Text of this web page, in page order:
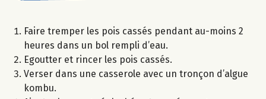
Faire tremper les pois cassés pendant au-moins 2
heures dans un bol rempli d’eau.
Egoutter et rincer les pois cassés.
Verser dans une casserole avec un tronçon d’algue
kombu.